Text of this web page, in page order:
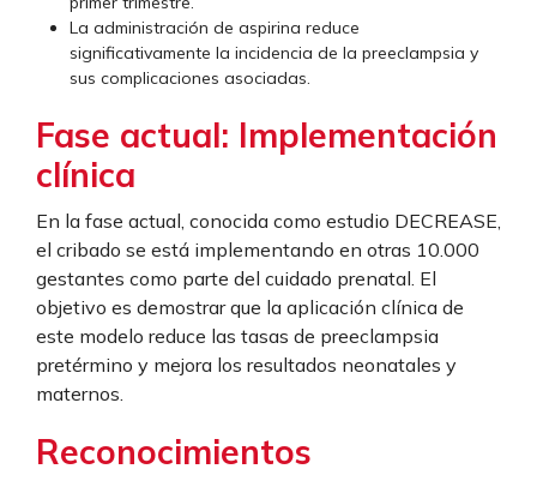
La administración de aspirina reduce
significativamente la incidencia de la preeclampsia y
sus complicaciones asociadas.
Fase actual: Implementación
clínica
En la fase actual, conocida como estudio DECREASE,
el cribado se está implementando en otras 10.000
gestantes como parte del cuidado prenatal. El
objetivo es demostrar que la aplicación clínica de
este modelo reduce las tasas de preeclampsia
pretérmino y mejora los resultados neonatales y
maternos.
Reconocimientos